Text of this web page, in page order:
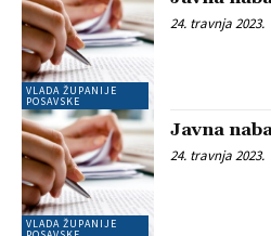
VLADA ŽUPANIJE
POSAVSKE
24. travnja 2023.
VLADA ŽUPANIJE
Javna
24. travnja 2023.